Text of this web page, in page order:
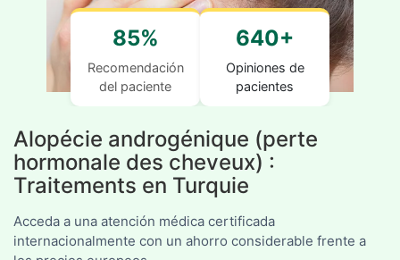
Alopécie androgénique (perte
hormonale des cheveux) :
Traitements en Turquie
Acceda a una atención médica certificada
internacionalmente con un ahorro considerable frente a
85%
Recomendación
del paciente
640+
Opiniones de
pacientes